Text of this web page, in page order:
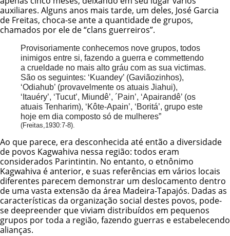
auxiliares. Alguns anos mais tarde, um deles, José Garcia
de Freitas, choca-se ante a quantidade de grupos,
chamados por ele de “clans guerreiros”.
Provisoriamente conhecemos nove grupos, todos
inimigos entre si, fazendo a guerra e commettendo
a crueldade no mais alto gráu com as sua victimas.
São os seguintes: ‘Kuandey’ (Gaviãozinhos),
‘Odiahub’ (provavelmente os atuais Jiahui),
‘Itauéry’, ‘Tucut’, Miundê’, ´Pain’, ‘Apairandê’ (os
atuais Tenharim), ‘Kôte-Apain’, ‘Boritá’, grupo este
hoje em dia composto só de mulheres”
(Freitas,1930:7-8).
Ao que parece, era desconhecida até então a diversidade
de povos Kagwahiva nessa região: todos eram
considerados Parintintin. No entanto, o etnônimo
Kagwahiva é anterior, e suas referências em vários locais
diferentes parecem demonstrar um deslocamento dentro
de uma vasta extensão da área Madeira-Tapajós. Dadas as
características da organização social destes povos, pode-
se deepreender que viviam distribuídos em pequenos
grupos por toda a região, fazendo guerras e estabelecendo
alianças.